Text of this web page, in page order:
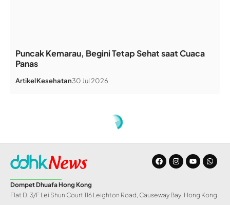
Puncak Kemarau, Begini Tetap Sehat saat Cuaca
Panas
ArtikelKesehatan30 Jul 2026
Dompet Dhuafa Hong Kong
Flat D, 3/F Lei Shun Court 116 Leighton Road, Causeway Bay, Hong Kong